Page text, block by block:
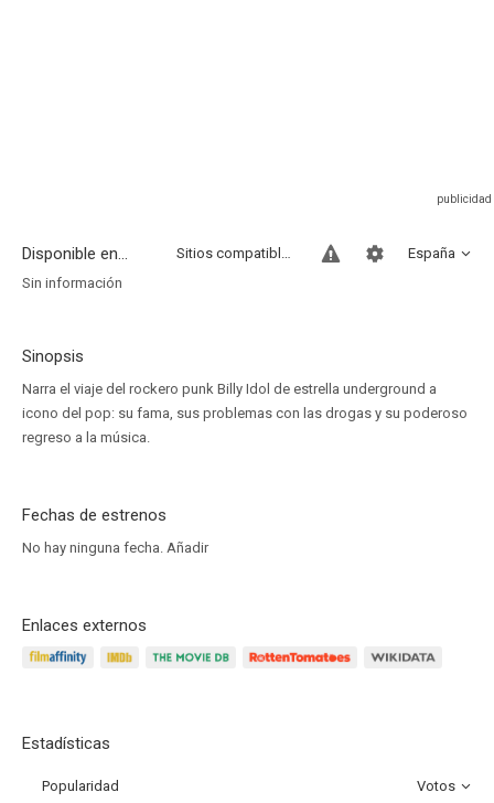
Disponible en... España
Sitios compatibles
Sin información
Sinopsis
Narra el viaje del rockero punk Billy Idol de estrella underground a
icono del pop: su fama, sus problemas con las drogas y su poderoso
regreso a la música.
Fechas de estrenos
No hay ninguna fecha. Añadir
Enlaces externos
Estadísticas
Popularidad Votos